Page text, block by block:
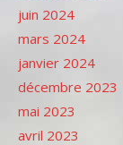
juin 2024
mars 2024
janvier 2024
décembre 2023
mai 2023
avril 2023